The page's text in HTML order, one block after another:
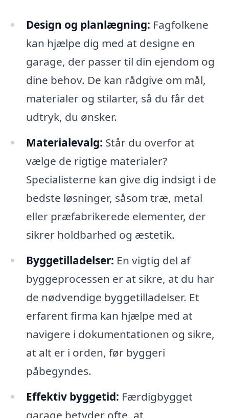
Design og planlægning: Fagfolkene
kan hjælpe dig med at designe en
garage, der passer til din ejendom og
dine behov. De kan rådgive om mål,
materialer og stilarter, så du får det
udtryk, du ønsker.
Materialevalg: Står du overfor at
vælge de rigtige materialer?
Specialisterne kan give dig indsigt i de
bedste løsninger, såsom træ, metal
eller præfabrikerede elementer, der
sikrer holdbarhed og æstetik.
Byggetilladelser: En vigtig del af
byggeprocessen er at sikre, at du har
de nødvendige byggetilladelser. Et
erfarent firma kan hjælpe med at
navigere i dokumentationen og sikre,
at alt er i orden, før byggeri
påbegyndes.
Effektiv byggetid: Færdigbygget
garage betyder ofte, at